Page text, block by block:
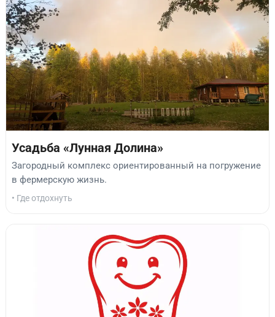
Усадьба «Лунная Долина»
Загородный комплекс ориентированный на погружение
в фермерскую жизнь.
• Где отдохнуть